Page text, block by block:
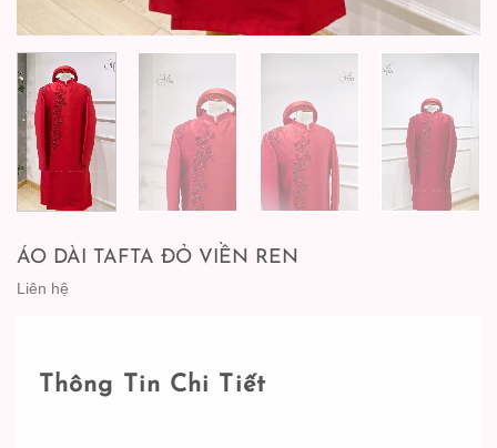
ÁO DÀI TAFTA ĐỎ VIỀN REN
Liên hệ
Thông Tin Chi Tiết